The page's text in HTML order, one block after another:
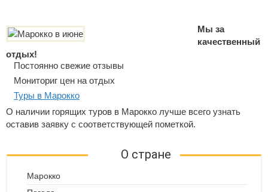
Мы за
качественный
отдых!
Постоянно свежие отзывы
Мониториг цен на отдых
Туры в Марокко
О наличии горящих туров в Марокко лучше всего узнать
оставив заявку с соответствующей пометкой.
О стране
Марокко